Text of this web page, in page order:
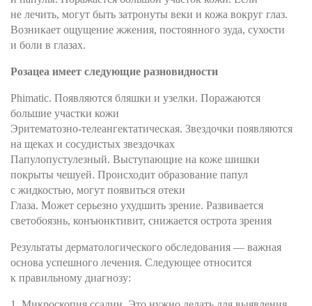
не лечить, могут быть затронуты веки и кожа вокруг глаз.
Возникает ощущение жжения, постоянного зуда, сухости
и боли в глазах.
Розацеа имеет следующие разновидности
Phimatic. Появляются бляшки и узелки. Поражаются
большие участки кожи
Эритематозно-телеангектатическая. Звездочки появляются
на щеках и сосудистых звездочках
Папулопустулезный. Выступающие на коже шишки
покрыты чешуей. Происходит образование папул
с жидкостью, могут появиться отеки
Глаза. Может серьезно ухудшить зрение. Развивается
светобоязнь, конъюнктивит, снижается острота зрения
Результаты дерматологического обследования — важная
основа успешного лечения. Следующее относится
к правильному диагнозу: